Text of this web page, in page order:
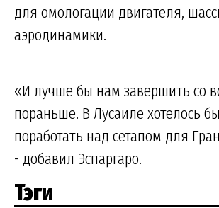
для омологации двигателя,
аэродинамики.
«И лучше бы нам завершить со
пораньше. В Лусаиле хотелось
поработать над сетапом для
- добавил Эспаргаро.
Тэги